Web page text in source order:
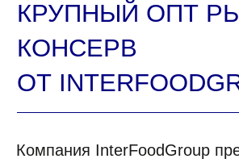
Компания InterFoodGroup